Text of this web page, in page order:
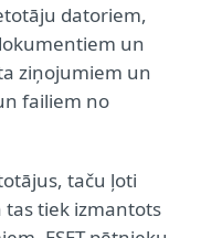
datoriem,
un
ziņojumiem un
failiem no
taču ļoti
tas tiek izmantots